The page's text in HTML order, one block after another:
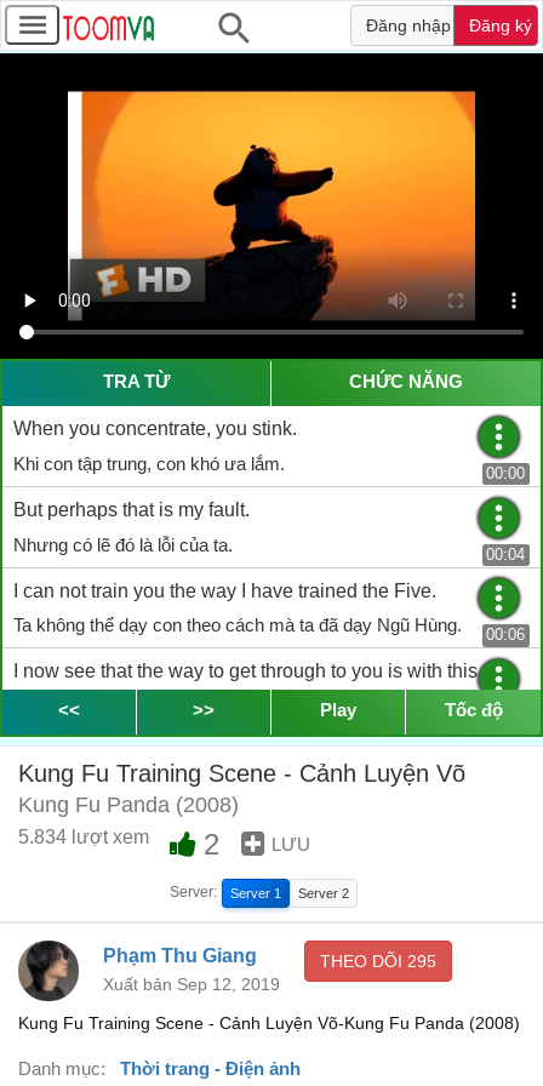
Đăng nhập Đăng ký
TRA TỪ CHỨC NĂNG
When you concentrate, you stink.
Khi con tập trung, con khó ưa lắm.
00:00
But perhaps that is my fault.
Nhưng có lẽ đó là lỗi của ta.
00:04
I can not train you the way I have trained the Five.
Ta không thể dạy con theo cách mà ta đã dạy Ngũ Hùng.
00:06
I now see that the way to get through to you is with this.
Giờ ta đã nhận ra để hiểu được con thì phải dùng cái này.
00:09
Oh great, 'cause I'm hungry.
Ôi tuyệt, con đang đói đây.
Good.
When you have been trained, you may eat.
Khi nào tập luyện xong thì con được ăn.
Let's begin.
Bắt đầu nào.
After you, panda.
<< >> Play Tốc độ
Kung Fu Training Scene - Cảnh Luyện Võ
Kung Fu Panda (2008)
5.834 lượt xem 2 LƯU
Server: Server 1 Server 2
Phạm Thu Giang
Xuất bản Sep 12, 2019
THEO DÕI 295
Kung Fu Training Scene - Cảnh Luyện Võ-Kung Fu Panda (2008)
Danh mục: Thời trang - Điện ảnh